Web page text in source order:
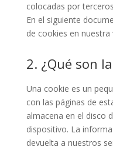
colocadas por
En el siguiente
de cookies en nuestra
2. ¿Qué son
Una cookie es un
con las páginas de
almacena en el disco
dispositivo. La
devuelta a nuestros